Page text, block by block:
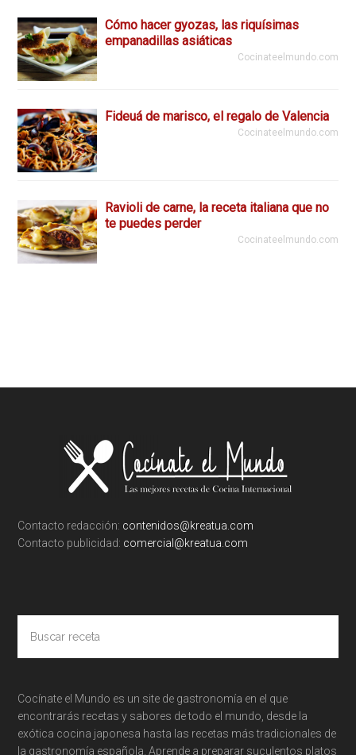
Cómo hacer gyozas, las riquísimas
empanadillas asiáticas
Cocinateelmundo.com
Fideuá de marisco, el regalo de Valencia
Cocinateelmundo.com
Ravioli de carne, la receta italiana que no
te puedes perder
Cocinateelmundo.com
Footer
Contacto redacción: contenidos@kreatua.com
Contacto publicidad: comercial@kreatua.com
receta
Cocínate el Mundo es un site de gastronomía en el que
encontrarás recetas y sabores de todo el mundo, desde la
exótica cocina japonesa hasta las recetas más tradicionales de
la gastronomía española. Aprende a preparar suculentos platos